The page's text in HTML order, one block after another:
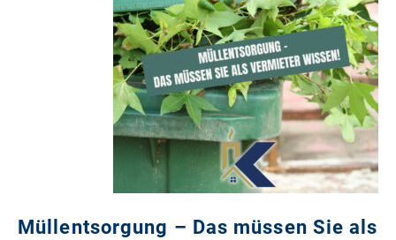
Müllentsorgung – Das müssen Sie als